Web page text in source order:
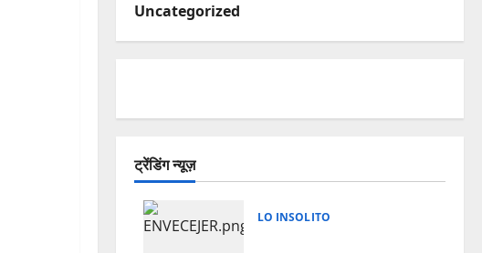
Uncategorized
ट्रेंडिंग न्यूज़
LO INSOLITO